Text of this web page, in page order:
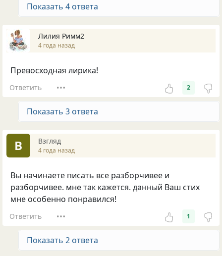
Показать 4 ответа
Лилия Римм2
4 года назад
Превосходная лирика!
Ответить 2
Показать 3 ответа
В Взгляд
4 года назад
Вы начинаете писать все разборчивее и
разборчивее. мне так кажется. данный Ваш стих
мне особенно понравился!
Ответить 1
Показать 2 ответа